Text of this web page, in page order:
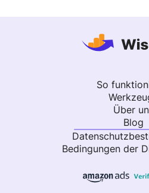
So
Über
Blog
Bedingungen der